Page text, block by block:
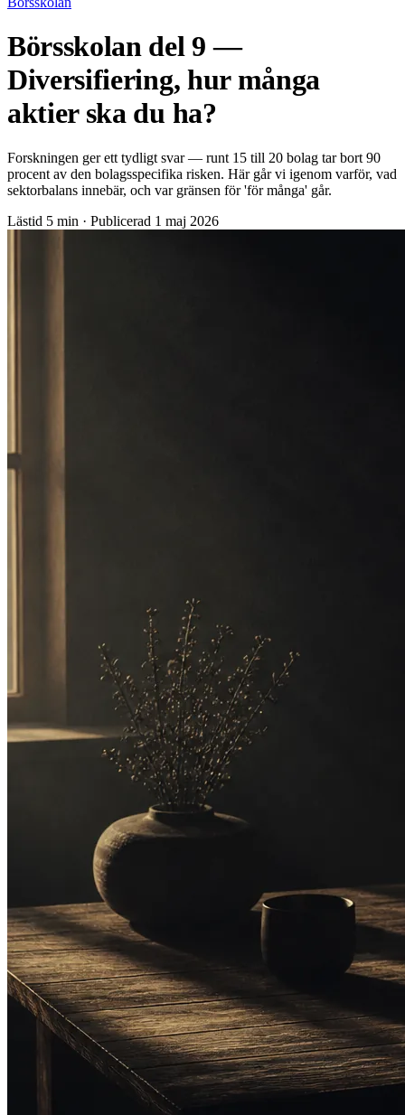
Börsskolan del 9 —
Diversifiering, hur många
aktier ska du ha?
Forskningen ger ett tydligt svar — runt 15 till 20 bolag tar bort 90
procent av den bolagsspecifika risken. Här går vi igenom varför, vad
sektorbalans innebär, och var gränsen för 'för många' går.
Lästid 5 min · Publicerad 1 maj 2026